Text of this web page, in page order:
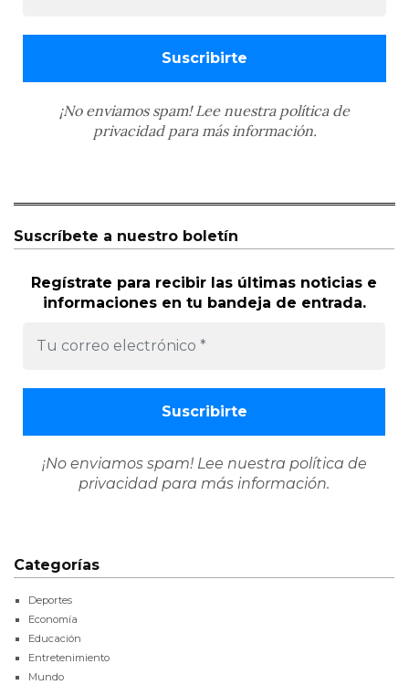
¡No enviamos spam! Lee nuestra política de
privacidadpara más información.
Suscríbete a nuestro boletín
Regístrate para recibir las últimas noticias e
informaciones en tu bandeja de entrada.
¡No enviamos spam! Lee nuestra política de
privacidad para más información.
Categorías
Deportes
Economía
Educación
Entretenimiento
Mundo